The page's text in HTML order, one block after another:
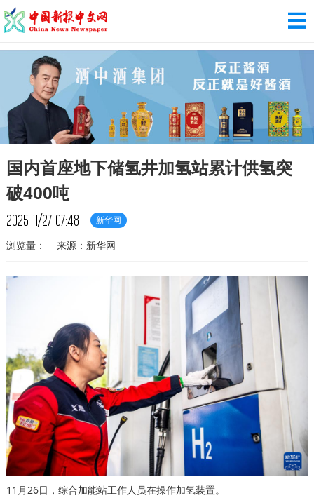
国内首座地下储氢井加氢站累计供氢突
破400吨
2025 11/27 07:48 新华网
浏览量： 来源：新华网
11月26日，综合加能站工作人员在操作加氢装置。